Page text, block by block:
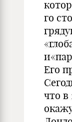
го
Его
что в